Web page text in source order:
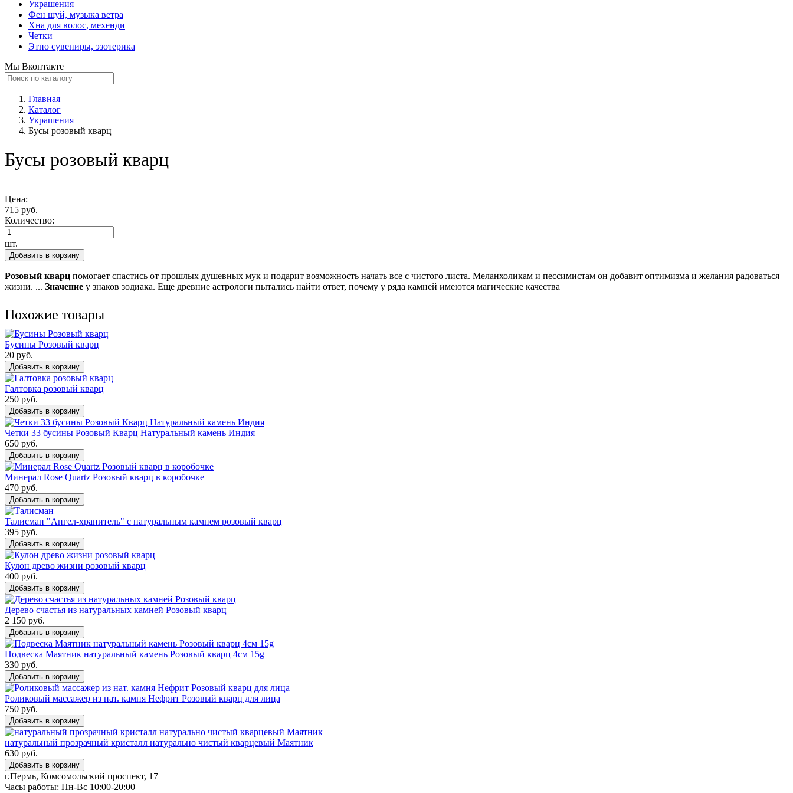
Украшения
Фен шуй, музыка ветра
Хна для волос, мехенди
Четки
Этно сувениры, эзотерика
Мы Вконтакте
Главная
Каталог
Украшения
Бусы розовый кварц
Бусы розовый кварц
Цена:
715 руб.
Количество:
шт.
Добавить в корзину
Розовый кварц помогает спастись от прошлых душевных мук и подарит возможность начать все с чистого листа. Меланхоликам и пессимистам он добавит оптимизма и желания радоваться
жизни. ... Значение у знаков зодиака. Еще древние астрологи пытались найти ответ, почему у ряда камней имеются магические качества
Похожие товары
Бусины Розовый кварц
20 руб.
Добавить в корзину
Галтовка розовый кварц
250 руб.
Добавить в корзину
Четки 33 бусины Розовый Кварц Натуральный камень Индия
650 руб.
Добавить в корзину
Минерал Rose Quartz Розовый кварц в коробочке
470 руб.
Добавить в корзину
Талисман "Ангел-хранитель" с натуральным камнем розовый кварц
395 руб.
Добавить в корзину
Кулон древо жизни розовый кварц
400 руб.
Добавить в корзину
Дерево счастья из натуральных камней Розовый кварц
2 150 руб.
Добавить в корзину
Подвеска Маятник натуральный камень Розовый кварц 4см 15g
330 руб.
Добавить в корзину
Роликовый массажер из нат. камня Нефрит Розовый кварц для лица
750 руб.
Добавить в корзину
натуральный прозрачный кристалл натурально чистый кварцевый Маятник
630 руб.
Добавить в корзину
г.Пермь, Комсомольский проспект, 17
Часы работы: Пн-Вс 10:00-20:00